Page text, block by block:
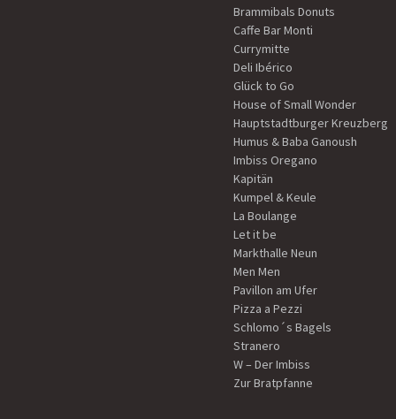
Brammibals Donuts
Caffe Bar Monti
Currymitte
Deli Ibérico
Glück to Go
House of Small Wonder
Hauptstadtburger Kreuzberg
Humus & Baba Ganoush
Imbiss Oregano
Kapitän
Kumpel & Keule
La Boulange
Let it be
Markthalle Neun
Men Men
Pavillon am Ufer
Pizza a Pezzi
Schlomo´s Bagels
Stranero
W – Der Imbiss
Zur Bratpfanne